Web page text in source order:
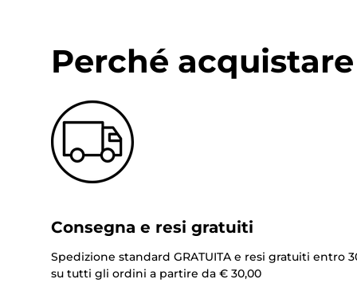
Perché
Consegna e resi gratuiti
Spedizione standard GRATUITA e resi gratuiti entro
su tutti gli ordini a partire da € 30,00